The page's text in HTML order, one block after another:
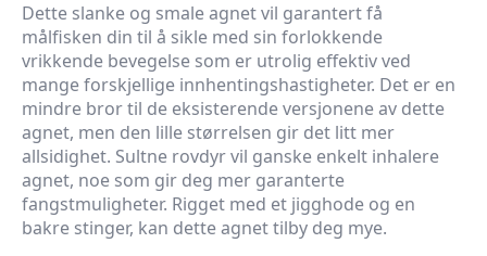
Dette slanke og smale agnet vil garantert få
målfisken din til å sikle med sin forlokkende
vrikkende bevegelse som er utrolig effektiv ved
mange forskjellige innhentingshastigheter. Det er en
mindre bror til de eksisterende versjonene av dette
agnet, men den lille størrelsen gir det litt mer
allsidighet. Sultne rovdyr vil ganske enkelt inhalere
agnet, noe som gir deg mer garanterte
fangstmuligheter. Rigget med et jigghode og en
bakre stinger, kan dette agnet tilby deg mye.